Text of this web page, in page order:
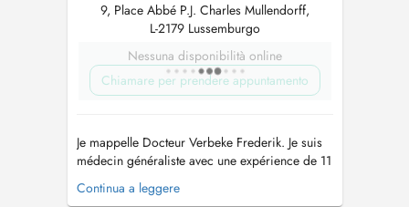
9, Place Abbé P.J. Charles Mullendorff,
L-2179 Lussemburgo
Nessuna disponibilità online
Chiamare per prendere appuntamento
Je mappelle Docteur Verbeke Frederik. Je suis
médecin généraliste avec une expérience de 11
ans. Je suis également médecin conseil pour le
European Stability Mechanism. Depuis
Continua a leggere